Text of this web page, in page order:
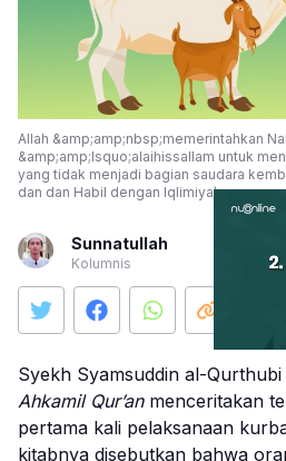
Allah &amp;amp;nbsp;memerintahkan
&amp;amp;lsquo;alaihissallam untuk
yang tidak menjadi bagian saudara
dan dan Habil dengan Iqlimiya).
Sunnatullah
Kolumnis
Syekh Syamsuddin al-Qurthubi
Ahkamil Qur’anmenceritakan
pertama kali pelaksanaan
kitabnya disebutkan bahwa